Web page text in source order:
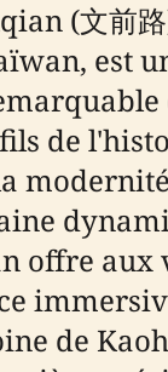
(文前
est
de
offre aux
de